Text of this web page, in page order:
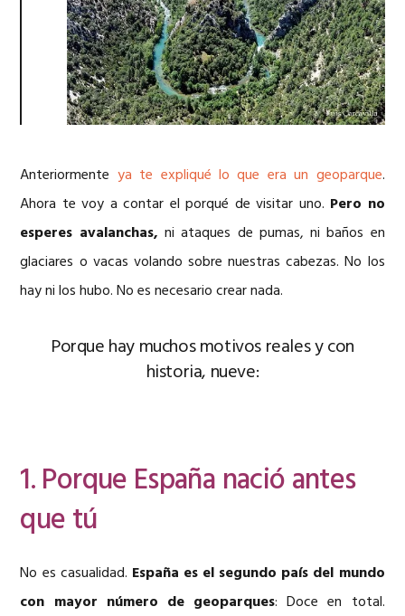
Anteriormente ya te expliqué lo que era un geoparque.
Ahora te voy a contar el porqué de visitar uno. Pero no
esperes avalanchas, ni ataques de pumas, ni baños en
glaciares o vacas volando sobre nuestras cabezas. No los
hay ni los hubo. No es necesario crear nada.
Porque hay muchos motivos reales y con
historia, nueve:
1. Porque España nació antes
que tú
No es casualidad. España es el segundo país del mundo
con mayor número de geoparques: Doce en total.